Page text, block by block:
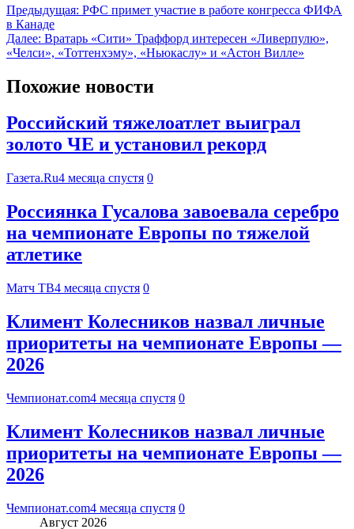
Предыдущая: РФС примет участие в работе конгресса ФИФА
в Канаде
Далее: Вратарь «Сити» Траффорд интересен «Ливерпулю»,
«Челси», «Тоттенхэму», «Ньюкаслу» и «Астон Вилле»
Похожие новости
Российский тяжелоатлет выиграл
золото ЧЕ и установил рекорд
Газета.Ru4 месяца спустя 0
Россиянка Гусалова завоевала серебро
на чемпионате Европы по тяжелой
атлетике
Матч ТВ4 месяца спустя 0
Климент Колесников назвал личные
приоритеты на чемпионате Европы —
2026
Чемпионат.com4 месяца спустя 0
Климент Колесников назвал личные
приоритеты на чемпионате Европы —
2026
Чемпионат.com4 месяца спустя 0
Август 2026